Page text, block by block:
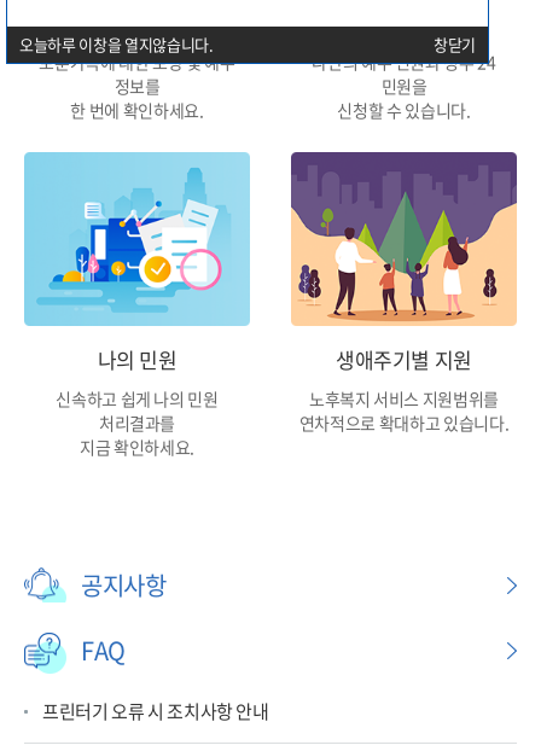
대상구분별 지원
보훈가족에 대한 보상 및 예우
정보를
한 번에 확인하세요.
민원신청
나만의 예우 민원과 정부 24
민원을
신청할 수 있습니다.
나의 민원
신속하고 쉽게 나의 민원
처리결과를
지금 확인하세요.
생애주기별 지원
노후복지 서비스 지원범위를
연차적으로 확대하고 있습니다.
공지사항
FAQ
프린터기 오류 시 조치사항 안내
오늘하루 이창을 열지않습니다. 창닫기